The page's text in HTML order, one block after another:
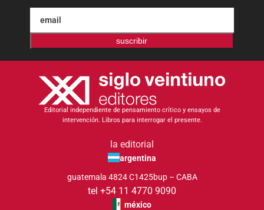
suscribir
Editorial independiente de pensamiento crítico y ensayos de
intervención. Libros para interrogar el presente.
la editorial
argentina
guatemala 4824 C1425bup – CABA
tel +54 11 4770 9090
méxico